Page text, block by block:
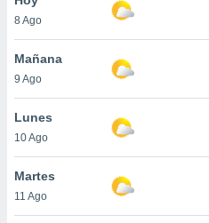
y
en
más
de
8 Ago
Mañana
9 Ago
Lunes
10 Ago
Martes
11 Ago